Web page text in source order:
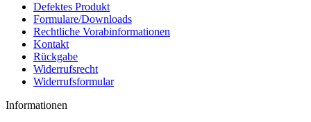
Defektes Produkt
Formulare/Downloads
Rechtliche Vorabinformationen
Kontakt
Rückgabe
Widerrufsrecht
Widerrufsformular
Informationen